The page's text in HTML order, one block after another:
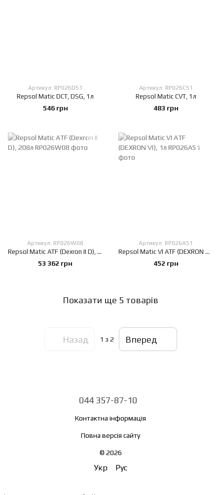
Артикул: RP026D51
Repsol Matic DCT, DSG, 1л
546 грн
Артикул: RP026C51
Repsol Matic CVT, 1л
483 грн
Артикул: RP026W08
Repsol Matic ATF (Dexron II D), 208л
53 362 грн
Артикул: RP026A51
Repsol Matic VI ATF (DEXRON VI), 1л
452 грн
Показати ще 5 товарів
Назад 1 з 2 Вперед
044 357-87-10
Контактна інформація
Повна версія сайту
© 2026
Укр Рус